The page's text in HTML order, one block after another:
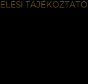
TÁJÉKOZTATÓ